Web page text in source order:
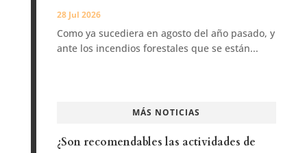
28 Jul 2026
Como ya sucediera en agosto del año pasado, y
ante los incendios forestales que se están...
MÁS NOTICIAS
¿Son recomendables las actividades de